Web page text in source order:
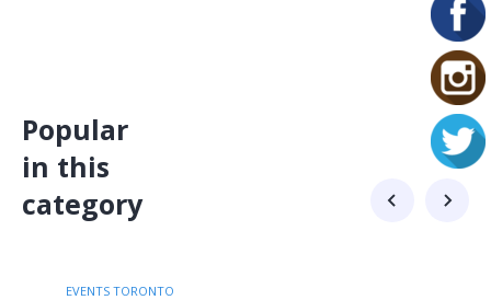
Popular
in this
category
EVENTS TORONTO